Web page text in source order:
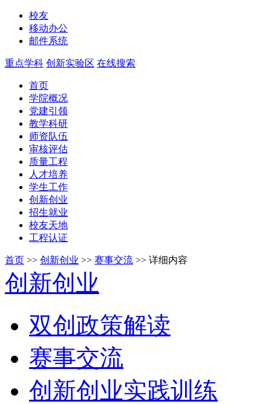
校友
移动办公
邮件系统
重点学科 创新实验区 在线搜索
首页
学院概况
党建引领
教学科研
师资队伍
审核评估
质量工程
人才培养
学生工作
创新创业
招生就业
校友天地
工程认证
首页 >> 创新创业 >> 赛事交流 >> 详细内容
创新创业
双创政策解读
赛事交流
创新创业实践训练